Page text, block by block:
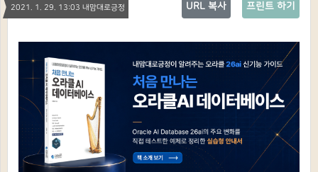
2021. 1. 29. 13:03 내맘대로긍정 프린트 하기
URL 복사